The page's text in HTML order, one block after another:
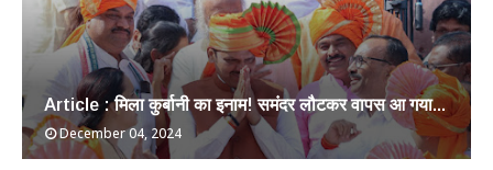
Article : मिला कुर्बानी का इनाम! समंदर लौटकर वापस आ गया...
December 04, 2024